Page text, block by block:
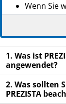
Wenn Sie
an Ihren
Dieses
Es kann
diese die
Wenn Sie
1. Was ist
angewendet?
2. Was sollten
PREZISTA